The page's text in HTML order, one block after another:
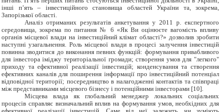
інші п’ять – інвестиційного становища областей України та, зокрема,
Запорізької області.
Аналіз отриманих результатів анкетування у 2011 р. експертного
середовища, зокрема по питання № 6 «Як Ви оцінюєте вагомість впливу
органів місцевої влади на інвестиційний клімат області?» дозволив зробити
наступні узагальнення. Роль місцевої влади в процесі залучення інвестицій
повинна зводитися до виконання певних функцій: формування привабливого
для інвестора іміджу територіальної громади; створення умов для "легкого"
приходу та ефективної реалізації інвестицій; конденсування та створення
ефективних каналів для поширення інформації про інвестиційний потенціал
відповідної території; посередництво в налагодженні контактів та співпраці
між представниками місцевого бізнесу і потенційними інвесторами [10].
Місцева влада як глобальний менеджер локальних соціальних
процесів справляє визначальний вплив на формування умов, необхідних для